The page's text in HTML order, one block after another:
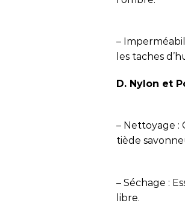
–
les taches
D. Nylon et
– Nettoyage :
tiède
– Séchage :
libre.